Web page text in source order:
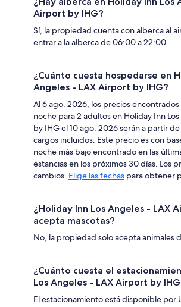
Airport by IHG?
Sí, la propiedad cuenta con alberca al
entrar a la alberca de 06:00 a 22:00.
¿Cuánto cuesta hospedarse en
Angeles - LAX Airport by IHG?
Al 6 ago. 2026, los precios encontrados
noche para 2 adultos en Holiday Inn
by IHG el 10 ago. 2026 serán a partir
cargos incluidos. Este precio es con
noche más bajo encontrado en las
estancias en los próximos 30 días. Los
cambios. Elige las fechas para obtener
¿Holiday Inn Los Angeles - LAX
acepta mascotas?
No, la propiedad solo acepta animales
¿Cuánto cuesta el
Los Angeles - LAX Airport by
El estacionamiento está disponible por